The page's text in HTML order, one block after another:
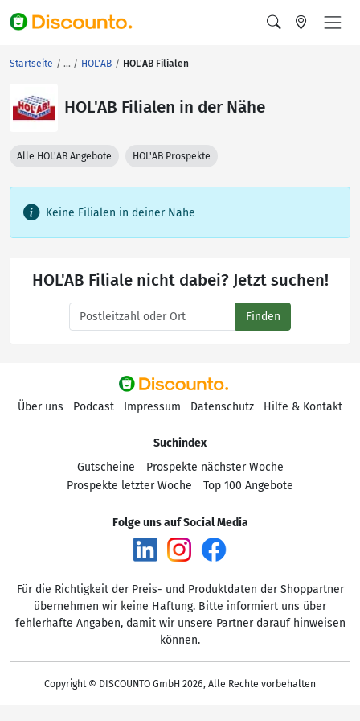
Startseite HOL'AB HOL'AB Filialen
HOL'AB Filialen in der Nähe
Alle HOL'AB Angebote HOL'AB Prospekte
Keine Filialen in deiner Nähe
HOL'AB Filiale nicht dabei? Jetzt suchen!
Finden
Über uns Podcast Impressum Datenschutz Hilfe & Kontakt
Suchindex
Gutscheine
Prospekte nächster Woche
Prospekte letzter Woche
Top 100 Angebote
Folge uns auf Social Media
Für die Richtigkeit der Preis- und Produktdaten der Shoppartner
übernehmen wir keine Haftung. Bitte informiert uns über
fehlerhafte Angaben, damit wir unsere Partner darauf hinweisen
können.
Copyright © DISCOUNTO GmbH 2026, Alle Rechte vorbehalten